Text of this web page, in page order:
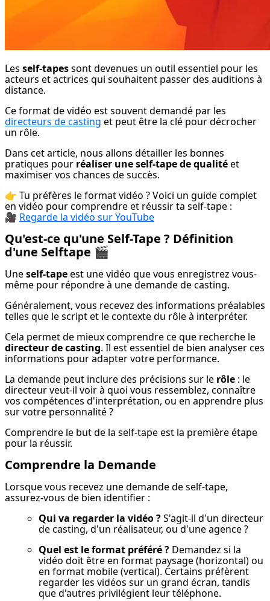
Les self-tapes sont devenues un outil essentiel pour les
acteurs et actrices qui souhaitent passer des auditions à
distance.
directeurs de casting et peut être la clé pour décrocher
un rôle.
Dans cet article, nous allons détailler les bonnes
pratiques pour réaliser une self-tape de qualité et
maximiser vos chances de succès.
👉 Tu préfères le format vidéo ? Voici un guide complet
en vidéo pour comprendre et réussir ta self-tape :
🎥 Regarde la vidéo sur YouTube
Qu'est-ce qu'une Self-Tape ? Définition
d'une Selftape 🎬
Une self-tape est une vidéo que vous enregistrez vous-
même pour répondre à une demande de casting.
Généralement, vous recevez des informations préalables
telles que le script et le contexte du rôle à interpréter.
directeur de casting. Il est essentiel de bien analyser ces
informations pour adapter votre performance.
La demande peut inclure des précisions sur le rôle : le
directeur veut-il voir à quoi vous ressemblez, connaître
vos compétences d'interprétation, ou en apprendre plus
sur votre personnalité ?
Comprendre le but de la self-tape est la première étape
pour la réussir.
Comprendre la Demande
Lorsque vous recevez une demande de self-tape,
assurez-vous de bien identifier :
Qui va regarder la vidéo ? S'agit-il d'un directeur
de casting, d'un réalisateur, ou d'une agence ?
Quel est le format préféré ? Demandez si la
vidéo doit être en format paysage (horizontal) ou
en format mobile (vertical). Certains préfèrent
regarder les vidéos sur un grand écran, tandis
que d'autres privilégient leur téléphone.